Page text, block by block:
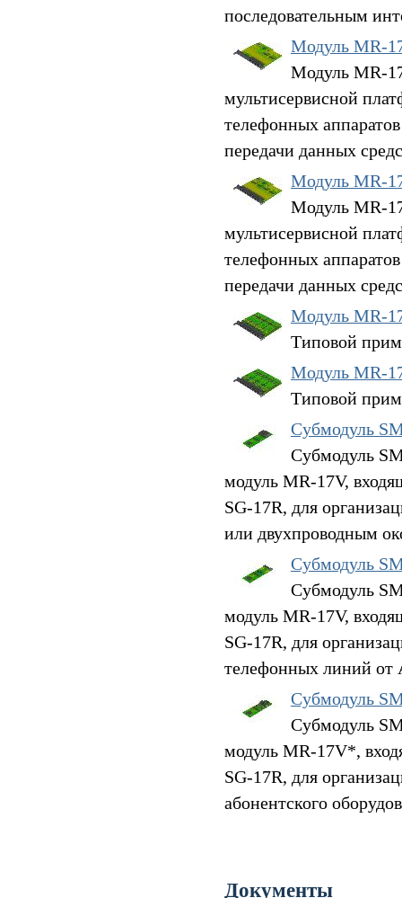
последовательным
Модуль MR-
Модуль MR-
мультисервисной
телефонных
передачи данных
Модуль MR-
Модуль MR-
мультисервисной
телефонных
передачи данных
Модуль MR-
Типовой
Модуль MR-
Типовой
Субмодуль
Субмодуль
модуль MR-17V,
SG-17R, для
или двухпроводным
Субмодуль
Субмодуль
модуль MR-17V,
SG-17R, для
телефонных линий от
Субмодуль
Субмодуль
модуль MR-17V*,
SG-17R, для
абонентского
Документы